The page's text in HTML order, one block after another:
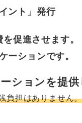
ント」発行
促進させます。
ションです。
ションを提供
負担はありません。